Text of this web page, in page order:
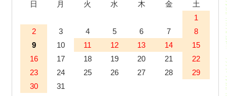
日
月 火 水 木 金
土
1
2
3 4 5 6 7
8
9
10 11 12 13 14
15
16
17 18 19 20 21
22
23
24 25 26 27 28
29
30
31